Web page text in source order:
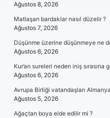
Ağustos 8, 2026
Matlaşan bardaklar nasıl düzelir ?
Ağustos 7, 2026
Düşünme üzerine düşünmeye ne
Ağustos 6, 2026
Kur’an sureleri neden iniş sırasına
Ağustos 6, 2026
Avrupa Birliği vatandaşları
Ağustos 5, 2026
Ağaçtan boya elde edilir mi ?